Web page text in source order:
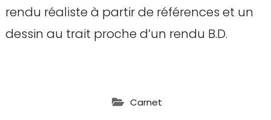
rendu réaliste à partir de références et un
dessin au trait proche d’un rendu B.D.
Carnet